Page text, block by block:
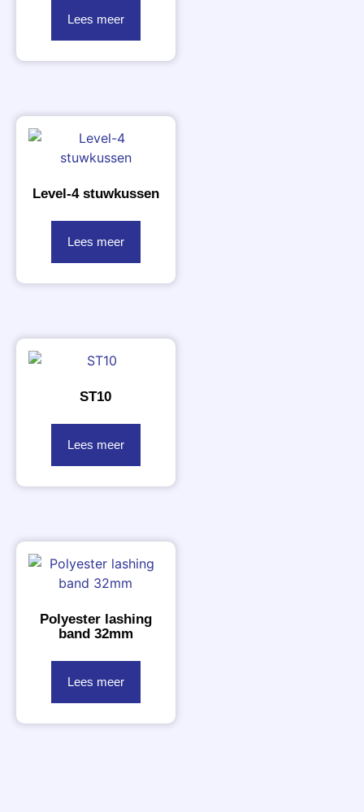
Lees meer
Level-4 stuwkussen
Lees meer
ST10
Lees meer
Polyester lashing
band 32mm
Lees meer